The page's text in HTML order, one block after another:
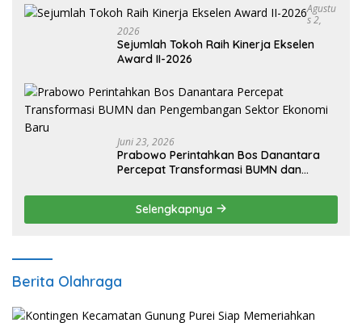
Agustu
S 2,
2026
Sejumlah Tokoh Raih Kinerja Ekselen
Award II-2026
Juni 23, 2026
Prabowo Perintahkan Bos Danantara
Percepat Transformasi BUMN dan
Selengkapnya
Berita Olahraga